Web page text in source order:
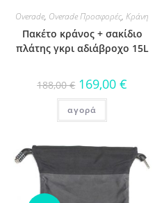
Overade, Overade Προσφορές,Κράνη
Πακέτο κράνος + σακίδιο
πλάτης γκρι αδιάβροχο 15L
188,00€ 169,00€
αγορά